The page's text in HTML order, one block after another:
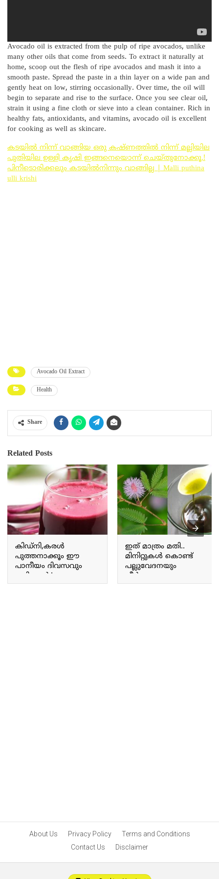
Avocado oil is extracted from the pulp of ripe avocados, unlike
many other oils that come from seeds. To extract it naturally at
home, scoop out the flesh of ripe avocados and mash it into a
smooth paste. Spread the paste in a thin layer on a wide pan and
gently heat on low, stirring occasionally. Over time, the oil will
begin to separate and rise to the surface. Once you see clear oil,
strain it using a fine cloth or sieve into a clean container. Rich in
healthy fats, antioxidants, and vitamins, avocado oil is excellent
for cooking as well as skincare.
കടയിൽ നിന്ന് വാങ്ങിയ ഒരു കഷ്ണത്തിൽ നിന്ന് മല്ലിയില
പുതിയില ഉള്ളി കൃഷി ഇങ്ങനെയൊന്ന് ചെയ്തുനോക്കൂ.!
പിനീടൊരിക്കലും കടയിൽനിന്നും വാങ്ങില്ല | Malli puthina
ulli krishi
Avocado Oil Extract
Health
Share
Related Posts
കിഡ്‌നി,കരള്‍
പുത്തനാക്കൂം ഈ
പാനീയം ദിവസവും
കഴിച്ചാൽ.! എല്ലാ
ആരോഗ്യ
ഇത് മാത്രം മതി..
മിനിറ്റുകൾ കൊണ്ട്
പല്ലുവേദനയും
നീർക്കെട്ടും മാറും; ഈ
എണ്ണ തേച്ചാൽ മാത്രം
About Us Privacy Policy
Terms and Conditions
Contact Us
Disclaimer